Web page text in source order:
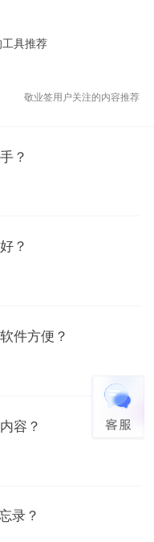
具推荐
敬业签用户关注的内容推荐
？
？
件方便？
容？
录？